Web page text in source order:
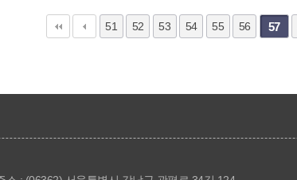
51 52 53 54 55 56 57